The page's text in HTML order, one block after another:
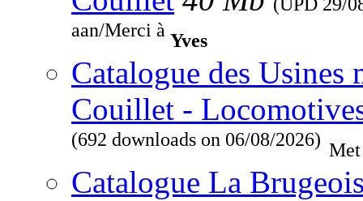
aan/Merci à Yves
Catalogue des
Couillet -
(692 downloads on 06/08/2026)
Catalogue La